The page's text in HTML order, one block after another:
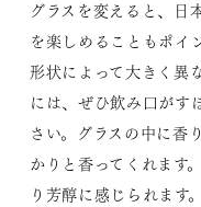
グラスを変えると、日
を楽しめることもポイ
形状によって大きく異
には、ぜひ飲み口がす
さい。グラスの中に香
かりと香ってくれます
り芳醇に感じられます。